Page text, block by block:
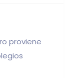
proviene